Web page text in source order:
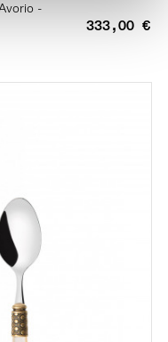
-
333,00 €